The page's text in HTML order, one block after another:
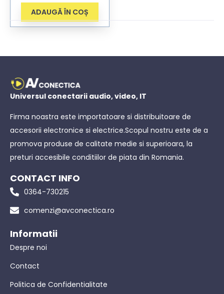
ADAUGĂ ÎN COȘ
Universul conectarii audio, video, IT
Firma noastra este importatoare si distribuitoare de
accesorii electronice si electrice.Scopul nostru este de a
promova produse de calitate medie si superioara, la
preturi accesibile conditiilor de piata din Romania.
CONTACT INFO
0364-730215
comenzi@avconectica.ro
Informatii
Despre noi
Contact
Politica de Confidentialitate